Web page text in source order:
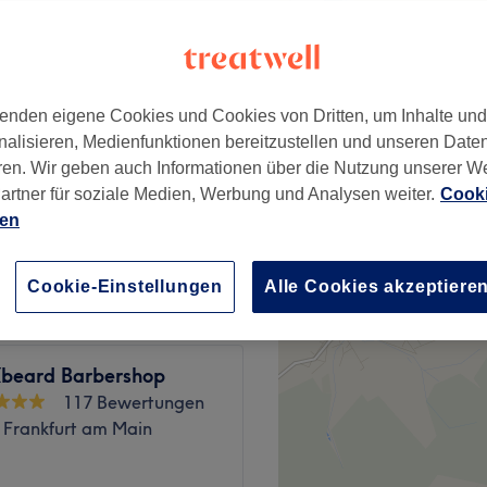
3 €
Barbershop
117 Bewertungen
Frankfurt am Main
eigene Cookies und Cookies von Dritten, um Inhalte
Medienfunktionen bereitzustellen und unseren
Wir geben auch Informationen über die Nutzung unserer
für soziale Medien, Werbung und Analysen weiter.
Cookie-Einstellungen Alle Cookies akzeptieren